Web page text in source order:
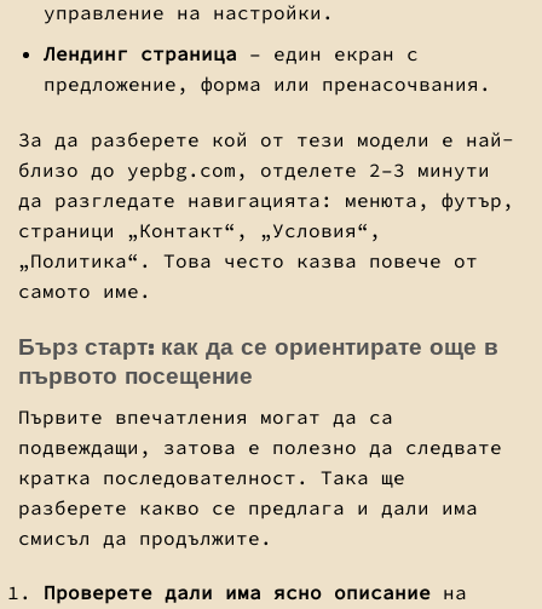
управление на настройки.
Лендинг страница – един екран с
предложение, форма или пренасочвания.
За да разберете кой от тези модели е най-
близо до yepbg.com, отделете 2–3 минути
да разгледате навигацията: менюта, футър,
страници „Контакт“, „Условия“,
„Политика“. Това често казва повече от
самото име.
Бърз старт: как да се ориентирате още в
първото посещение
Първите впечатления могат да са
подвеждащи, затова е полезно да следвате
кратка последователност. Така ще
разберете какво се предлага и дали има
смисъл да продължите.
Проверете дали има ясно описаниена